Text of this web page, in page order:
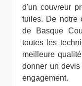
d'un couvreur
tuiles. De notre
de Basque
toutes les
meilleure
donner un
engagement.